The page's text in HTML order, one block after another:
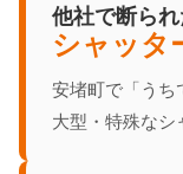
他社で断られ
シャッタ
安堵町で「うち
大型・特殊なシ